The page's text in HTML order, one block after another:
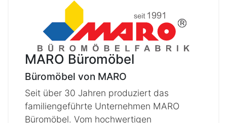
MARO Büromöbel
Büromöbel von MARO
Seit über 30 Jahren produziert das
familiengeführte Unternehmen MARO
Büromöbel. Vom hochwertigen